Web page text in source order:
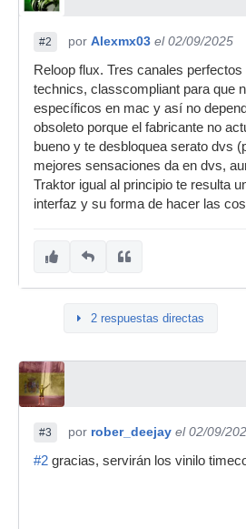
#2 por Alexmx03 el 02/09/2025
Reloop flux. Tres canales
technics, classcompliant para que
específicos en mac y así no
obsoleto porque el fabricante no
bueno y te desbloquea serato dvs
mejores sensaciones da en dvs,
Traktor igual al principio te resulta
interfaz y su forma de hacer las
2 respuestas directas
#3 por rober_deejay el 02/09/
#2 gracias, servirán los vinilo